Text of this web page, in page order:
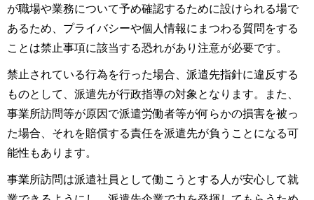
が職場や業務について予め確認するために設けられる場で
あるため、プライバシーや個人情報にまつわる質問をする
ことは禁止事項に該当する恐れがあり注意が必要です。
禁止されている行為を行った場合、派遣先指針に違反する
ものとして、派遣先が行政指導の対象となります。また、
事業所訪問等が原因で派遣労働者等が何らかの損害を被っ
た場合、それを賠償する責任を派遣先が負うことになる可
能性もあります。
事業所訪問は派遣社員として働こうとする人が安心して就